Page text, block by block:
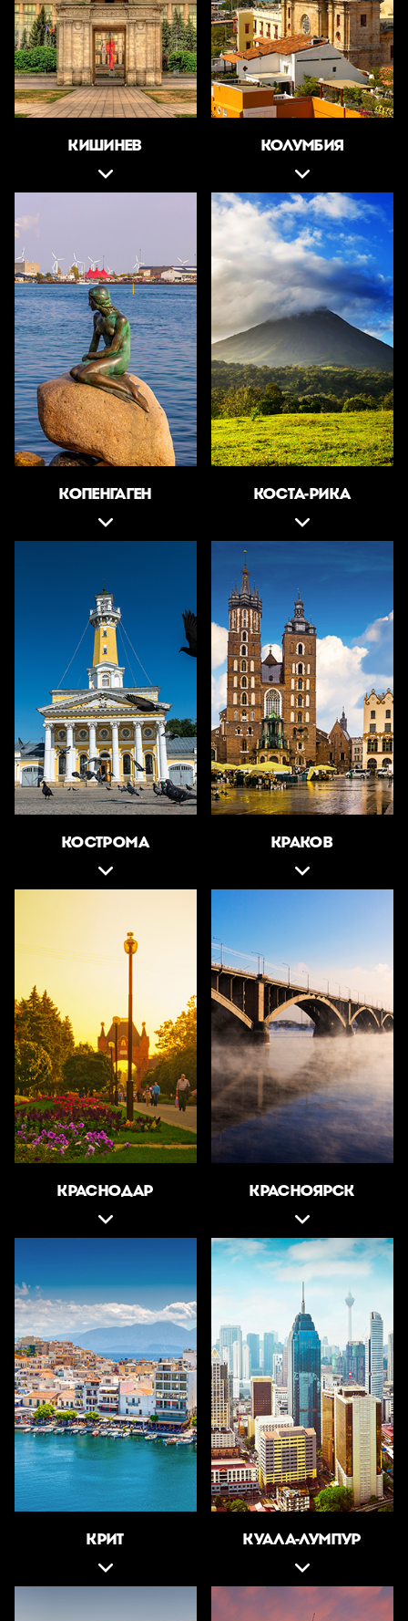
КИШИНЕВ КОЛУМБИЯ
КОПЕНГАГЕН КОСТА-РИКА
КОСТРОМА КРАКОВ
КРАСНОДАР КРАСНОЯРСК
КРИТ КУАЛА-ЛУМПУР